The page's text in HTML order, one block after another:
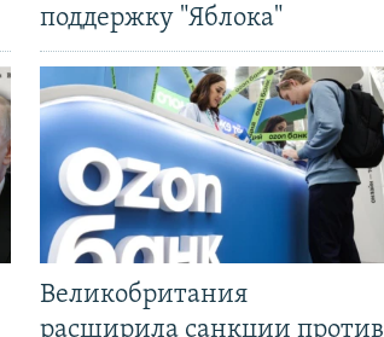
поддержку "Яблока"
Великобритания
расширила санкции против